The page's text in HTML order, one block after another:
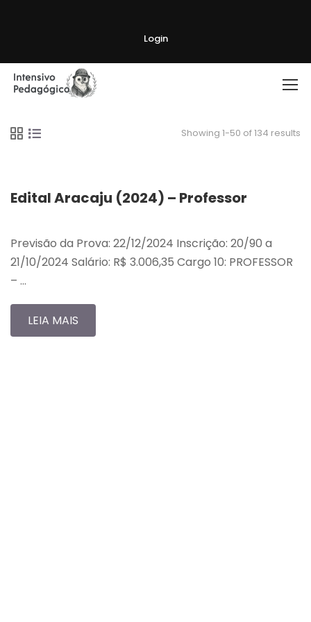
Login
Showing 1-50 of 134 results
Edital Aracaju (2024) – Professor
Previsão da Prova: 22/12/2024 Inscrição: 20/90 a
21/10/2024 Salário: R$ 3.006,35 Cargo 10: PROFESSOR
– …
LEIA MAIS